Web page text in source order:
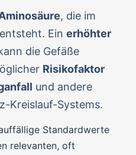
, die im
entsteht. Ein erhöhter
die Gefäße
Risikofaktor
und andere
Kreislauf-Systems.
Standardwerte
relevanten, oft